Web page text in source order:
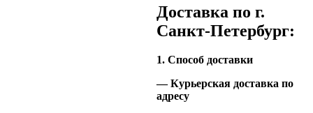
Доставка по г.
Санкт-Петербург:
1. Способ доставки
— Курьерская доставка по
адресу